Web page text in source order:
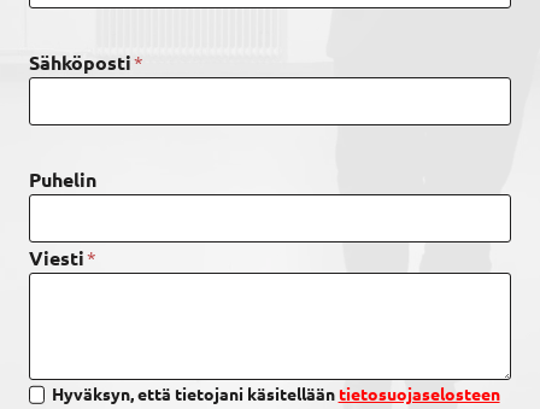
Sähköposti*
Puhelin
Viesti*
Hyväksyn, että tietojani käsitellään tietosuojaselosteen